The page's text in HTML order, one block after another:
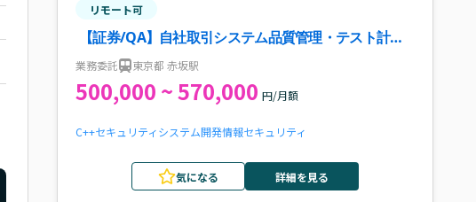
リモート可
【証券/QA】自社取引システム品質管理・テスト計画
策定案件・求人
業務委託 東京都 赤坂駅
500,000 ~ 570,000 円/月額
C++セキュリティシステム開発情報セキュリティ
気になる 詳細を見る